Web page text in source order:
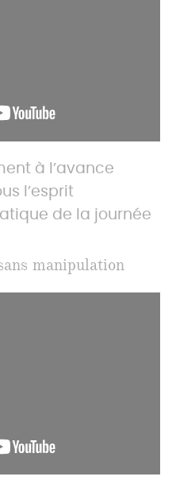
à l’avance
l’esprit
de la journée
manipulation